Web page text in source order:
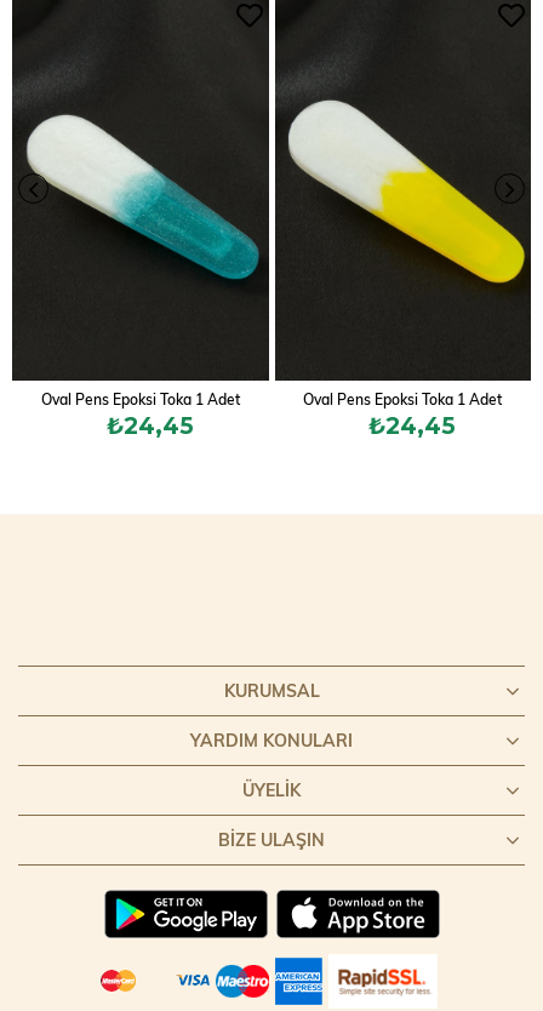
Oval Pens Epoksi Toka 1 Adet
₺24,45
Oval Pens Epoksi Toka 1 Adet
₺24,45
KURUMSAL
YARDIM KONULARI
ÜYELIK
BIZE ULAŞIN